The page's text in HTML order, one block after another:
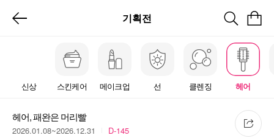
기획전
신상 스킨케어 메이크업 선 클렌징 헤어
헤어, 패완은 머리빨
2026.01.08~2026.12.31 D-145